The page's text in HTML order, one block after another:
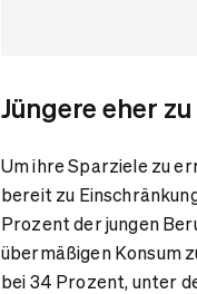
Jüngere eher
Um ihre Sparziele zu
bereit zu
Prozent der jungen
übermäßigen Konsum
bei 34 Prozent, unter